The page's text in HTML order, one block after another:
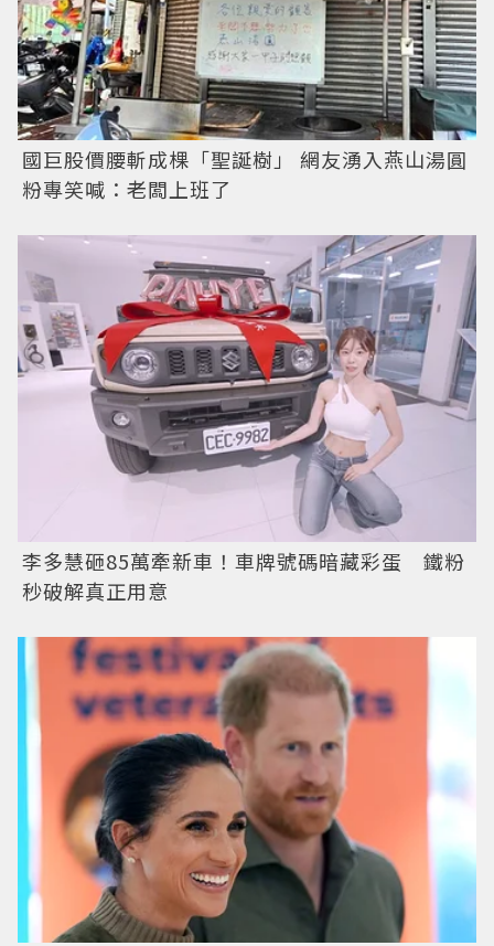
國巨股價腰斬成棵「聖誕樹」 網友湧入燕山湯圓
粉專笑喊：老闆上班了
李多慧砸85萬牽新車！車牌號碼暗藏彩蛋 鐵粉
秒破解真正用意